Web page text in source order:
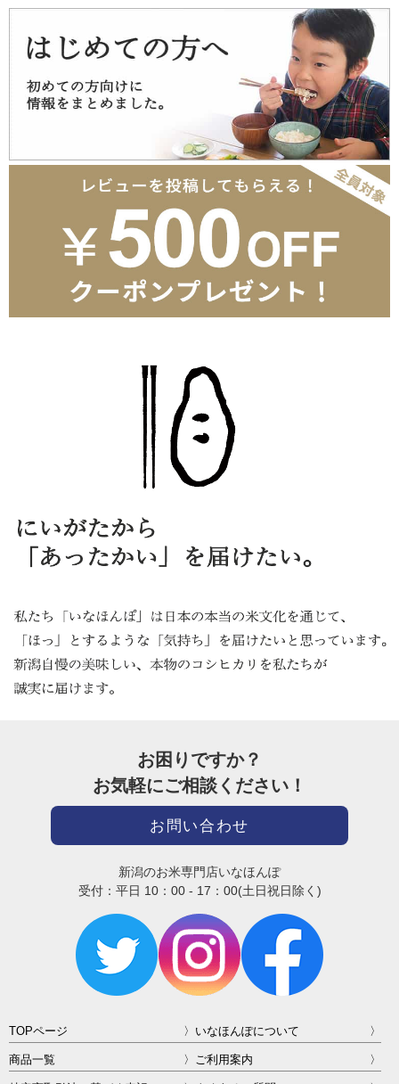
お困りですか？
お気軽にご相談ください！
お問い合わせ
新潟のお米専門店いなほんぽ
受付：平日 10：00 - 17：00(土日祝日除く)
TOPページ いなほんぽについて
商品一覧 ご利用案内